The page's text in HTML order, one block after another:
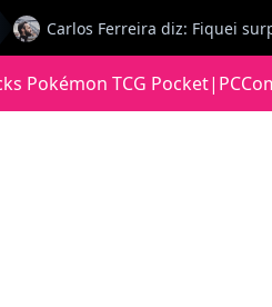
Pokémon TCG Pocket|